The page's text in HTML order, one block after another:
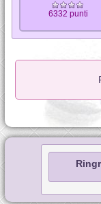
6332 punti